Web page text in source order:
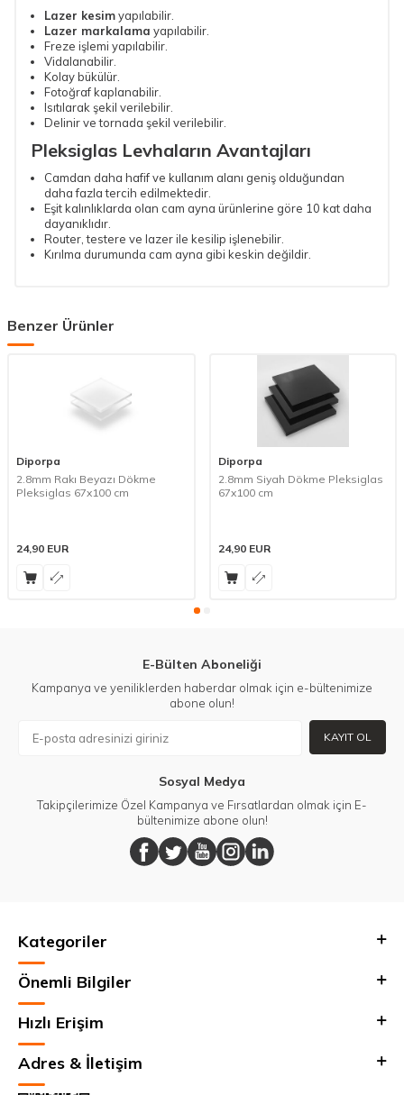
Lazer kesimyapılabilir.
Lazer markalama yapılabilir.
Freze işlemi yapılabilir.
Vidalanabilir.
Kolay bükülür.
Fotoğraf kaplanabilir.
Isıtılarak şekil verilebilir.
Delinir ve tornada şekil verilebilir.
Pleksiglas Levhaların Avantajları
Camdan daha hafif ve kullanım alanı geniş olduğundan
daha fazla tercih edilmektedir.
Eşit kalınlıklarda olan cam ayna ürünlerine göre 10 kat daha
dayanıklıdır.
Router, testere ve lazer ile kesilip işlenebilir.
Kırılma durumunda cam ayna gibi keskin değildir.
Benzer Ürünler
Diporpa
2.8mm Rakı Beyazı Dökme
Pleksiglas 67x100 cm
24,90 EUR
Diporpa
2.8mm Siyah Dökme Pleksiglas
67x100 cm
24,90EUR
E-Bülten Aboneliği
Kampanya ve yeniliklerden haberdar olmak için e-bültenimize
abone olun!
KAYIT OL
Sosyal Medya
Takipçilerimize Özel Kampanya ve Fırsatlardan olmak için E-
bültenimize abone olun!
Kategoriler
Önemli Bilgiler
Hızlı Erişim
Adres & İletişim